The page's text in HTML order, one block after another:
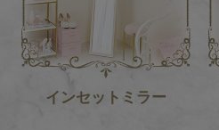
インセットミラー